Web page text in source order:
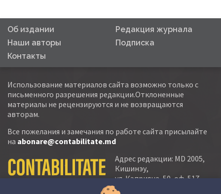
Об издании
Редакция журнала
Наши авторы
Подписка
Контакты
Использование материалов сайта возможно только с
письменного разрешения редакции.Отклоненные
материалы не рецензируются и не возвращаются
авторам.
Все пожелания и замечания по работе сайта присылайте
на abonare@contabilitate.md
Адрес редакции: MD 2005,
Кишинэу,
ул. Кэприяна, 50, оф. 517-
518